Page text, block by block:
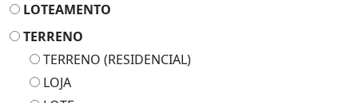
LOTEAMENTO
TERRENO
TERRENO (RESIDENCIAL)
LOJA